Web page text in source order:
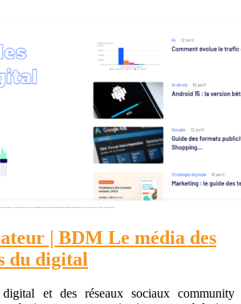
| BDM Le média des
du digital
et des réseaux sociaux community